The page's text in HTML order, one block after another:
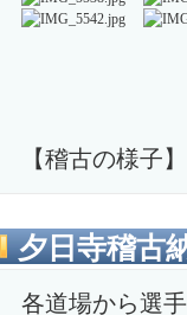
【稽古の様子】
夕日寺稽古
各道場から選